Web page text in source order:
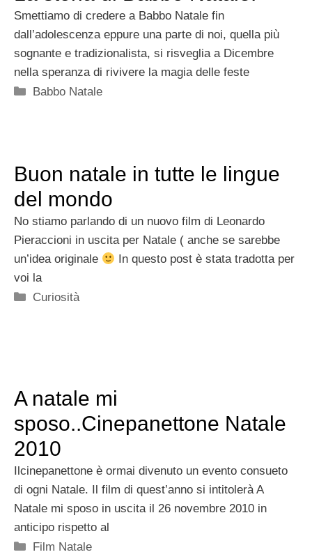
Smettiamo di credere a Babbo Natale fin
dall’adolescenza eppure una parte di noi, quella più
sognante e tradizionalista, si risveglia a Dicembre
nella speranza di rivivere la magia delle feste
Categorie
Babbo Natale
Buon natale in tutte le lingue
del mondo
No stiamo parlando di un nuovo film di Leonardo
Pieraccioni in uscita per Natale ( anche se sarebbe
un’idea originale
In questo post è stata tradotta per
voi la
Categorie
Curiosità
A natale mi
sposo..Cinepanettone Natale
2010
Ilcinepanettone è ormai divenuto un evento consueto
di ogni Natale. Il film di quest’anno si intitolerà A
Natale mi sposo in uscita il 26 novembre 2010 in
anticipo rispetto al
Categorie
Film Natale